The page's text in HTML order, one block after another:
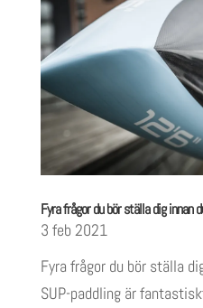
Fyra frågor du bör ställa dig innan
3 feb 2021
Fyra frågor du bör ställa
SUP-paddling är